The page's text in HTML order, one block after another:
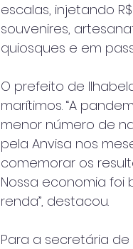
escalas, injetando
souvenires,
quiosques e em
O prefeito de
marítimos. “A
menor número de
pela Anvisa nos
comemorar os
Nossa economia foi
renda”, destacou.
Para a secretária de